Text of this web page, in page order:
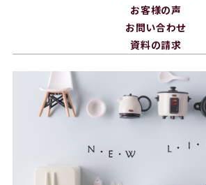
お客様の声
お問い合わせ
資料の請求